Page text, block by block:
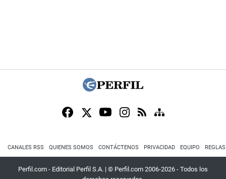
CANALES RSS QUIENES SOMOS CONTÁCTENOS PRIVACIDAD EQUIPO
Perfil.com - Editorial Perfil S.A. | © Perfil.com 2006-2026 - Todos los